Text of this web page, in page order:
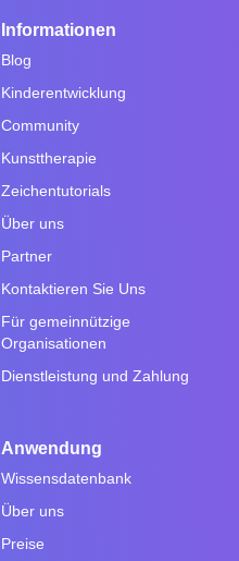
Informationen
Blog
Kinderentwicklung
Community
Kunsttherapie
Zeichentutorials
Über uns
Partner
Kontaktieren Sie Uns
Für gemeinnützige
Organisationen
Dienstleistung und Zahlung
Anwendung
Wissensdatenbank
Über uns
Preise